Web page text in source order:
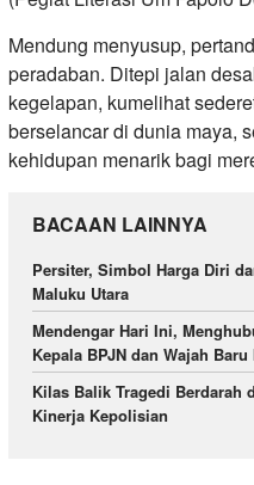
Mendung menyusup,
peradaban. Ditepi jalan
kegelapan, kumelihat
berselancar di dunia maya,
kehidupan menarik bagi
BACAAN LAINNYA
Persiter, Simbol Harga Diri
Maluku Utara
Mendengar Hari Ini,
Kepala BPJN dan Wajah
Kilas Balik Tragedi Berdarah
Kinerja Kepolisian